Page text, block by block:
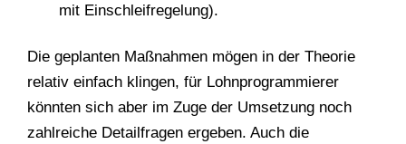
mit Einschleifregelung).
Die geplanten Maßnahmen mögen in der Theorie
relativ einfach klingen, für Lohnprogrammierer
könnten sich aber im Zuge der Umsetzung noch
zahlreiche Detailfragen ergeben. Auch die